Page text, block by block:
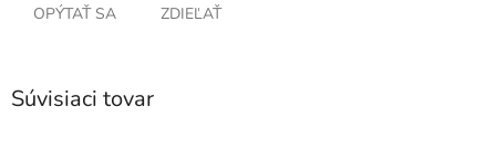
OPÝTAŤ SA ZDIEĽAŤ
Súvisiaci tovar